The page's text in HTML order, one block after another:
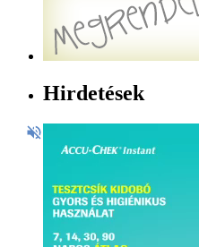
Hirdetések